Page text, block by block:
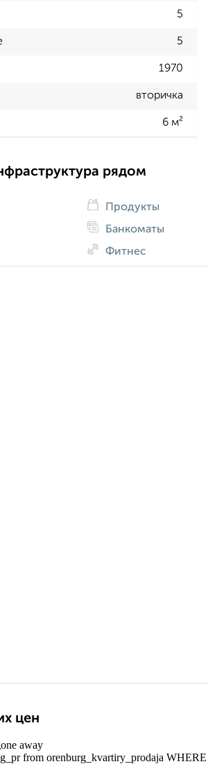
5
5
1970
вторичка
6 м²
рядом
Продукты
Банкоматы
Фитнес
цен
away
from orenburg_kvartiry_prodaja